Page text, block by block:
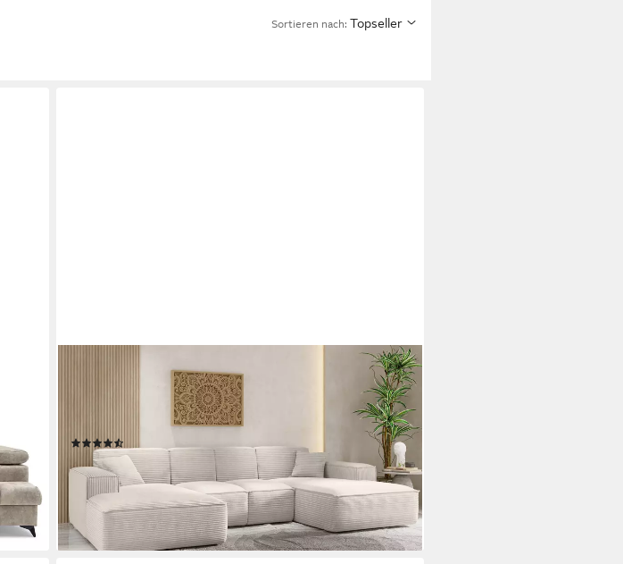
Sortieren nach: Topseller
Ecksofa Eckcouch U form, SIENA stoff Poso, Maloy,
Salvador,Velo, Artico, U-Form, Wahl aus 4 Stoffen,
Komfortsitz mit HR-Schaum
ab 1.619,00 € UVP 1.789,00 €
-10%
lieferbar in 4 Wochen
+14